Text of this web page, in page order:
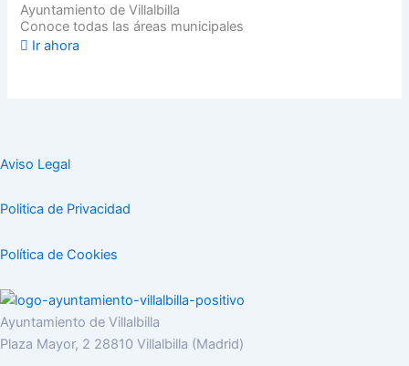
Ayuntamiento de Villalbilla
Conoce todas las áreas municipales
Ir ahora
Aviso Legal
Politica de Privacidad
Política de Cookies
Ayuntamiento de Villalbilla
Plaza Mayor, 2 28810 Villalbilla (Madrid)